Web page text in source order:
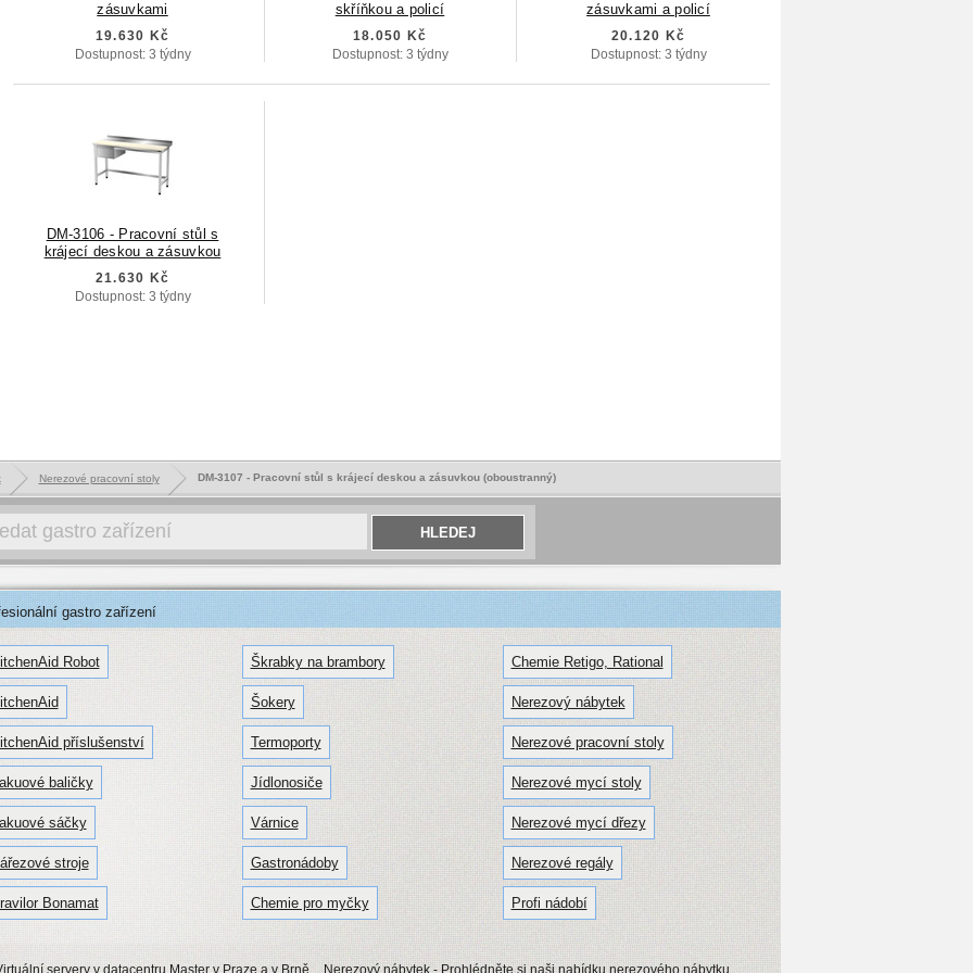
zásuvkami
19.630 Kč
Dostupnost: 3 týdny
skříňkou a policí
18.050 Kč
Dostupnost: 3 týdny
zásuvkami a policí
20.120 Kč
Dostupnost: 3 týdny
DM-3106 - Pracovní stůl s
krájecí deskou a zásuvkou
21.630 Kč
Dostupnost: 3 týdny
Nerezové pracovní stoly DM-3107 - Pracovní stůl s krájecí deskou a zásuvkou (oboustranný)
gastro zařízení
Robot
příslušenství
baličky
sáčky
stroje
Bonamat
Škrabky na brambory
Šokery
Termoporty
Jídlonosiče
Várnice
Gastronádoby
Chemie pro myčky
Chemie Retigo, Rational
Nerezový nábytek
Nerezové pracovní stoly
Nerezové mycí stoly
Nerezové mycí dřezy
Nerezové regály
Profi nádobí
servery v datacentru Master v Praze a v Brně Nerezový nábytek - Prohlédněte si naši nabídku nerezového nábytku